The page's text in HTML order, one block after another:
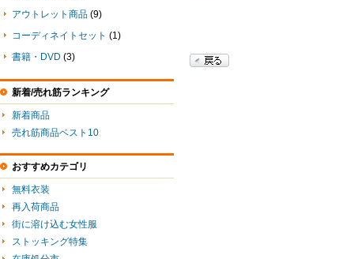
アウトレット商品 (9)
コーディネイトセット (1)
書籍・DVD (3)
新着/売れ筋ランキング
新着商品
売れ筋商品ベスト10
おすすめカテゴリ
無料衣装
再入荷商品
街に溶け込む女性服
ストッキング特集